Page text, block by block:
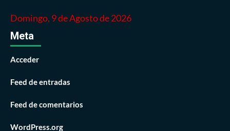
Domingo, 9 de Agosto de 2026
Meta
Acceder
Feed de entradas
Feed de comentarios
WordPress.org